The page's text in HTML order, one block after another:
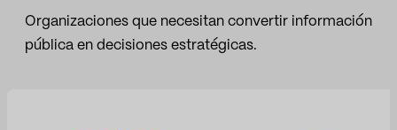
Organizaciones que necesitan convertir información
pública en decisiones estratégicas.